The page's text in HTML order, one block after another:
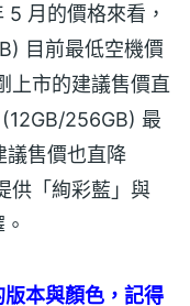
月的價格來看，
目前最低空機價
上市的建議售價直
256GB) 最
議售價也直降
供「絢彩藍」與
本與顏色，記得